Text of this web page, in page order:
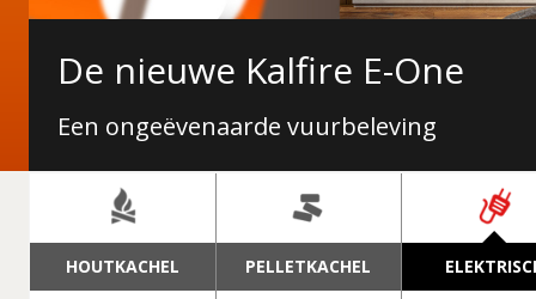
Gazco elektrische haarden
Alsof het echt is!
De nieuwe Kalfire E-One
Een ongeëvenaarde vuurbeleving
NAVIGATIE
HOUTKACHEL PELLETKACHEL